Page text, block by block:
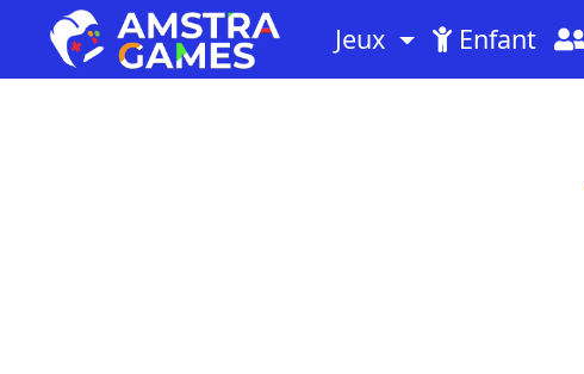
Jeux Enfant